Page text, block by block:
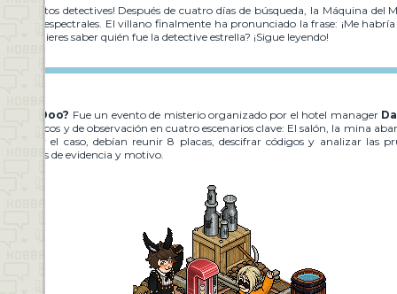
pingüinitos detectives! Después de cuatro días de búsqueda, la Máquina del
espectrales. El villano finalmente ha pronunciado la frase: ¡Me
¿Quieres saber quién fue la detective estrella? ¡Sigue leyendo!
Doo? Fue un evento de misterio organizado por el hotel manager
lógicos y de observación en cuatro escenarios clave: El salón, la mina
el caso, debían reunir 8 placas, descifrar códigos y analizar las
exactas de evidencia y motivo.